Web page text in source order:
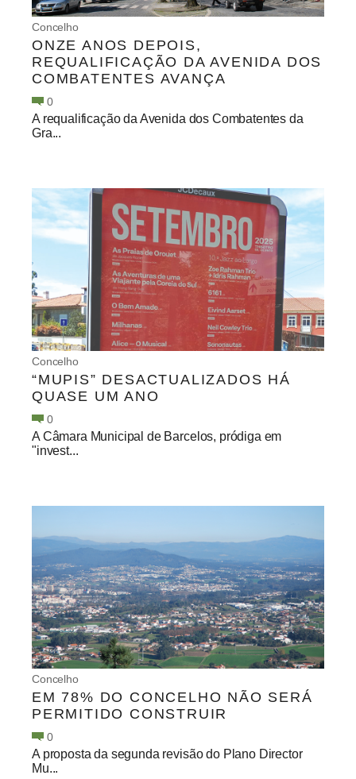
Concelho
ONZE ANOS DEPOIS,
REQUALIFICAÇÃO DA AVENIDA DOS
COMBATENTES AVANÇA
0
A requalificação da Avenida dos Combatentes da
Gra...
Concelho
“MUPIS” DESACTUALIZADOS HÁ
QUASE UM ANO
0
A Câmara Municipal de Barcelos, pródiga em
"invest...
Concelho
EM 78% DO CONCELHO NÃO SERÁ
PERMITIDO CONSTRUIR
0
A proposta da segunda revisão do Plano Director
Mu...